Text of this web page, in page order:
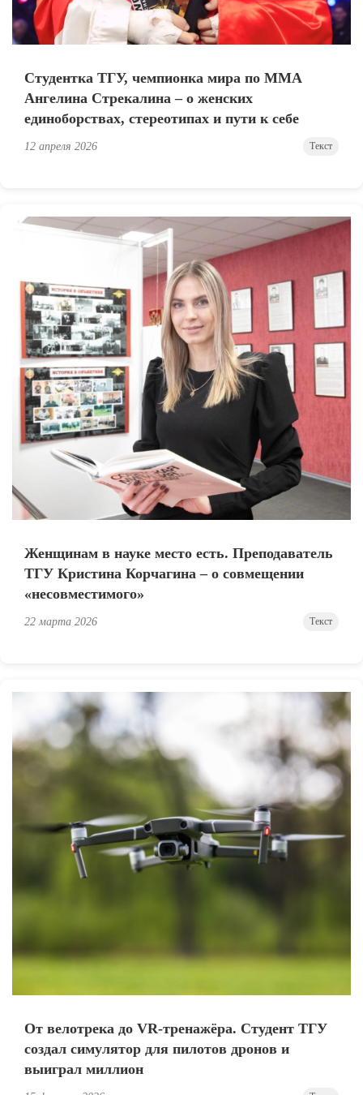
Студентка ТГУ, чемпионка мира по ММА
Ангелина Стрекалина – о женских
единоборствах, стереотипах и пути к себе
12 апреля 2026 Текст
Женщинам в науке место есть. Преподаватель
ТГУ Кристина Корчагина – о совмещении
«несовместимого»
22 марта 2026 Текст
От велотрека до VR-тренажёра. Студент ТГУ
создал симулятор для пилотов дронов и
выиграл миллион